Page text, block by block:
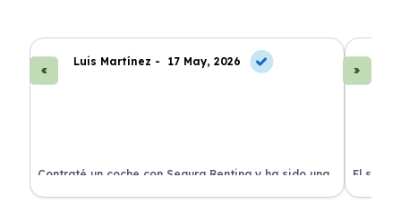
Luis Martínez - 17 May, 2026
Contraté un coche con Segura Renting y ha sido una
experiencia fantástica. Todo incluido y sin sorpresas.
El
proceso